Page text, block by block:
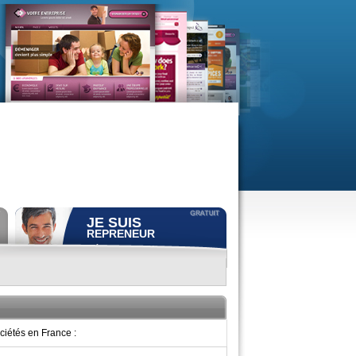
JE SUIS
REPRENEUR
Déposer gratuitementune
ACCÈS REPRENEUR
en France :